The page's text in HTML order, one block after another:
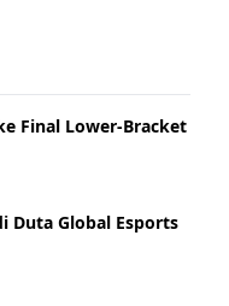
Final Lower-Bracket
Duta Global Esports